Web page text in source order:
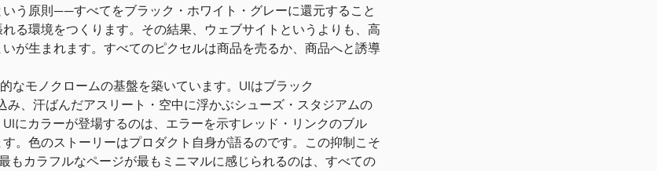
う原則——すべてをブラック・ホワイト・グレーに還元すること
る環境をつくります。その結果、ウェブサイトというよりも、高
が生まれます。すべてのピクセルは商品を売るか、商品へと誘導
なモノクロームの基盤を築いています。UIはブラック
、汗ばんだアスリート・空中に浮かぶシューズ・スタジアムの
にカラーが登場するのは、エラーを示すレッド・リンクのブル
。色のストーリーはプロダクト自身が語るのです。この抑制こそ
カラフルなページが最もミニマルに感じられるのは、すべての